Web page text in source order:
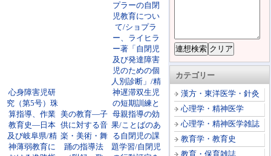
カテゴリー
漢方・東洋医学・針灸
心理学・精神医学
心理学・精神医学雑誌
教育学・教育史
教育・保育雑誌
心身障害児研
究（第5号）珠
算指導、作業
教育史―日本
及び岐阜県/精
神薄弱教育に
美の教育―子
供に対する音
楽・美術・舞
踊の指導法
プラーの自閉
児教育につい
て/ショプラ
ー、ライヒラ
ー著「自閉児
及び発達障害
児のための個
人別診断」/精
神遅滞双生児
の短期訓練と
母親指導の効
果/ことばのあ
る自閉児の課
題学習/自閉児